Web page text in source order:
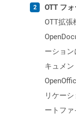
OTT フ
OTT拡張
ーショ
キュメ
リケー
ートフ